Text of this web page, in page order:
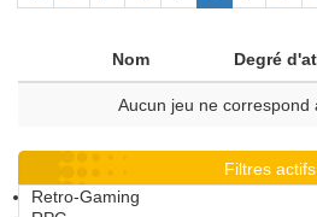
Nom Degré
Aucun jeu ne correspond
Filtres actifs
Retro-Gaming